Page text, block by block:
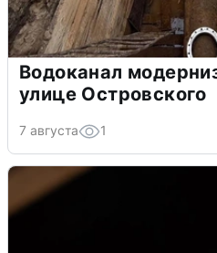
Водоканал
улице Островского
7 августа 1